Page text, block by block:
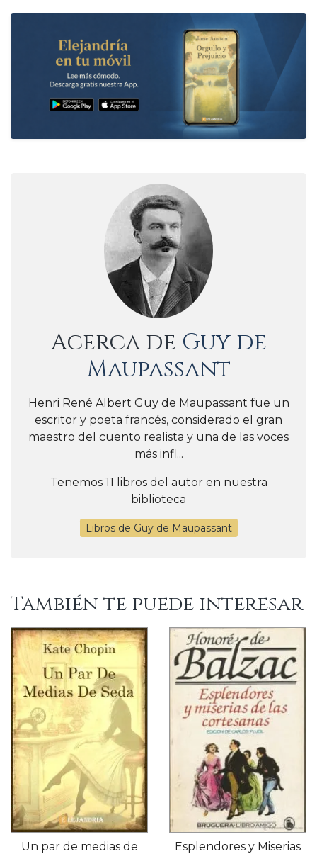
Acerca de Guy de
Maupassant
Henri René Albert Guy de Maupassant fue un
escritor y poeta francés, considerado el gran
maestro del cuento realista y una de las voces
más infl...
Tenemos 11 libros del autor en nuestra
biblioteca
Libros de Guy de Maupassant
También te puede interesar
Un par de medias de
Esplendores y Miserias